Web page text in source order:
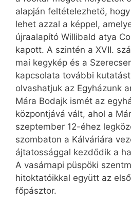
alapján feltételezhető,
lehet azzal a képpel,
újraalapító Willibald atya
kapott. A szintén a XVII.
mai kegykép és a
kapcsolata további kutatást
olvashatjuk az Egyházunk
Mára Bodajk ismét az
központjává vált, ahol a
szeptember 12-éhez
szombaton a Kálváriára
ájtatossággal kezdődik a
A vasárnapi püspöki
hitoktatóikkal együtt az
főpásztor.